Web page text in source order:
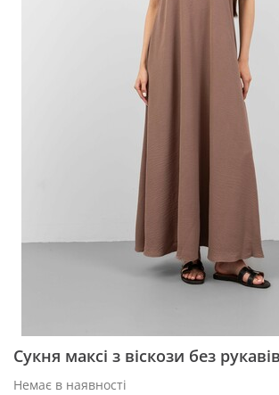
Сукня максі з віскози без
Немає в наявності